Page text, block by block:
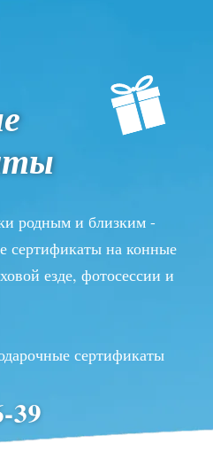
родным и близким -
сертификаты на конные
езде, фотосессии и
сертификаты
39